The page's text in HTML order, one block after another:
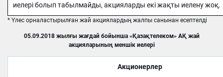
иелері болып табылмайды, акцияларды екі жақты иелену жоқ.
* Үлес орналастырылған жай акциялардың жалпы санынан есептелді
05.09.2018 жылғы жағдай бойынша «Қазақтелеком» АҚ жай
акцияларының меншік иелері
Акционерлер